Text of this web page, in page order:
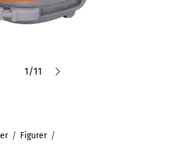
1/11
Figurer